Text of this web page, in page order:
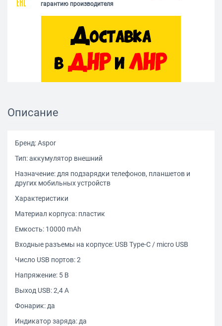
гарантию производителя
Описание
Бренд: Aspor
Тип: аккумулятор внешний
Назначение: для подзарядки телефонов, планшетов и
других мобильных устройств
Характеристики
Материал корпуса: пластик
Емкость: 10000 mAh
Входные разъемы на корпусе: USB Type-C / micro USB
Число USB портов: 2
Напряжение: 5 В
Выход USB: 2,4 А
Фонарик: да
Индикатор заряда: да